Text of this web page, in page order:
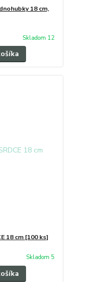
18 cm,
Skladom 12
18 cm [100 ks]
Skladom 5